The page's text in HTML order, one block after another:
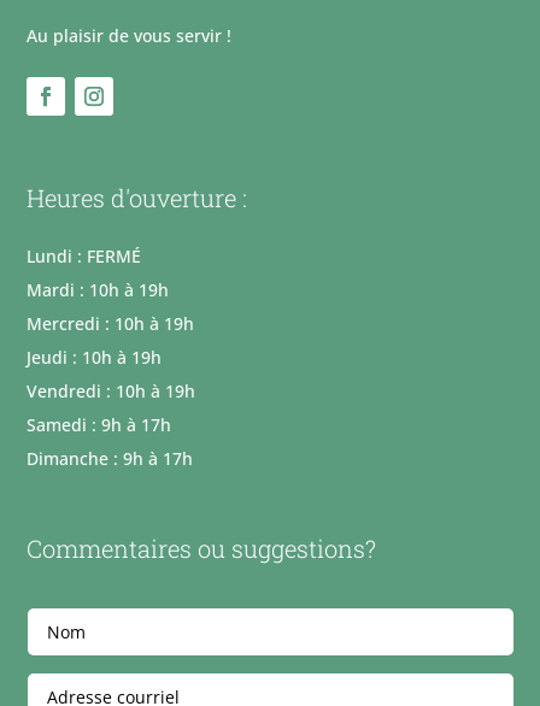
Au plaisir de vous servir !
Heures d'ouverture :
Lundi : FERMÉ
Mardi : 10h à 19h
Mercredi : 10h à 19h
Jeudi : 10h à 19h
Vendredi : 10h à 19h
Samedi : 9h à 17h
Dimanche : 9h à 17h
Commentaires ou suggestions?